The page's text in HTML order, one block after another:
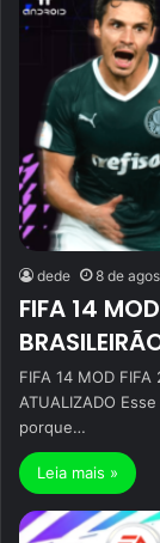
dede 8 de
FIFA 14
FIFA 14 MOD FIFA
ATUALIZADO
porque…
Leia mais »